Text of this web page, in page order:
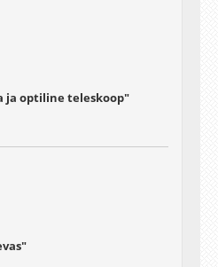
ja optiline teleskoop"